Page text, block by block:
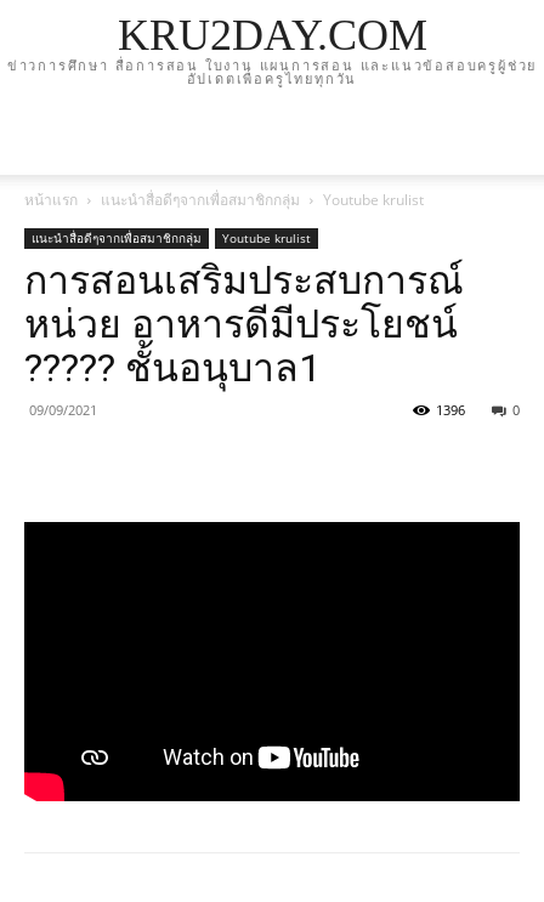
KRU2DAY.COM
ข่าวการศึกษา สื่อการสอน ใบงาน แผนการสอน และแนวข้อสอบครูผู้ช่วย
อัปเดตเพื่อครูไทยทุกวัน
หน้าแรก แนะนำสื่อดีๆจากเพื่อสมาชิกกลุ่ม Youtube krulist
แนะนำสื่อดีๆจากเพื่อสมาชิกกลุ่ม Youtube krulist
การสอนเสริมประสบการณ์
หน่วย อาหารดีมีประโยชน์
????? ชั้นอนุบาล1
09/09/2021 0
1396